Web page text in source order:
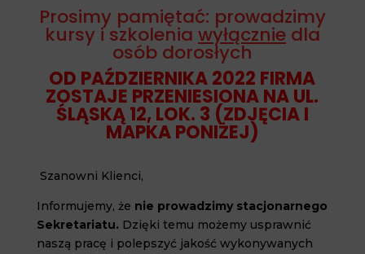
Prosimy pamiętać: prowadzimy
kursy i szkolenia wyłączniedla
osób dorosłych
OD PAŹDZIERNIKA 2022 FIRMA
ZOSTAJE PRZENIESIONA NA UL.
ŚLĄSKĄ 12, LOK. 3 (ZDJĘCIA I
MAPKA PONIŻEJ)
Szanowni Klienci,
Informujemy, że nie prowadzimy stacjonarnego
Sekretariatu. Dzięki temu możemy usprawnić
naszą pracę i polepszyć jakość wykonywanych